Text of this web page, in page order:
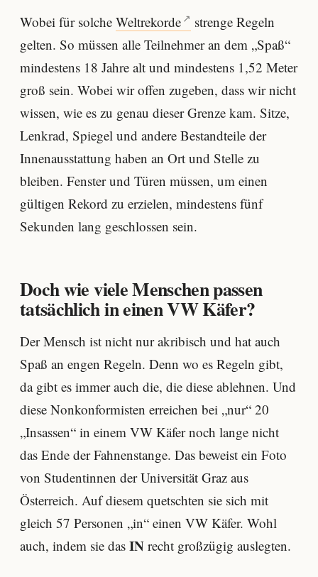
Wobei für solche Weltrekorde
strenge Regeln
gelten. So müssen alle Teilnehmer an dem „Spaß“
mindestens 18 Jahre alt und mindestens 1,52 Meter
groß sein. Wobei wir offen zugeben, dass wir nicht
wissen, wie es zu genau dieser Grenze kam. Sitze,
Lenkrad, Spiegel und andere Bestandteile der
Innenausstattung haben an Ort und Stelle zu
bleiben. Fenster und Türen müssen, um einen
gültigen Rekord zu erzielen, mindestens fünf
Sekunden lang geschlossen sein.
Doch wie viele Menschen passen
tatsächlich in einen VW Käfer?
Der Mensch ist nicht nur akribisch und hat auch
Spaß an engen Regeln. Denn wo es Regeln gibt,
da gibt es immer auch die, die diese ablehnen. Und
diese Nonkonformisten erreichen bei „nur“ 20
„Insassen“ in einem VW Käfer noch lange nicht
das Ende der Fahnenstange. Das beweist ein Foto
von Studentinnen der Universität Graz aus
Österreich. Auf diesem quetschten sie sich mit
gleich 57 Personen „in“ einen VW Käfer. Wohl
auch, indem sie das IN recht großzügig auslegten.